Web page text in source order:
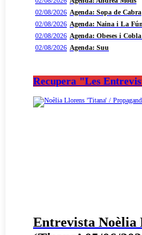
02/08/2026 Agenda: Sopa de Cabra
02/08/2026 Agenda: Naina i La
02/08/2026 Agenda: Obeses i
02/08/2026 Agenda: Suu
Recupera "Les
Entrevista Noèlia